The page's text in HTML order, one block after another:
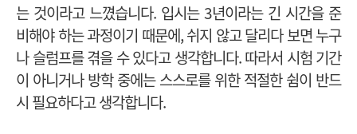
는 것이라고 느꼈습니다. 입시는 3년이라는 긴 시간을 준
비해야 하는 과정이기 때문에, 쉬지 않고 달리다 보면 누구
나 슬럼프를 겪을 수 있다고 생각합니다. 따라서 시험 기간
이 아니거나 방학 중에는 스스로를 위한 적절한 쉼이 반드
시 필요하다고 생각합니다.